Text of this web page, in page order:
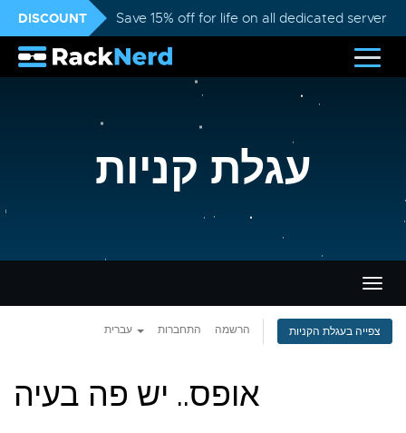
DISCOUNT Save 15% off for life on all dedicated servers
עגלת קניות
ניווט
התחברות הרשמה צפייה בעגלת הקניות
אופס.. יש פה בעיה